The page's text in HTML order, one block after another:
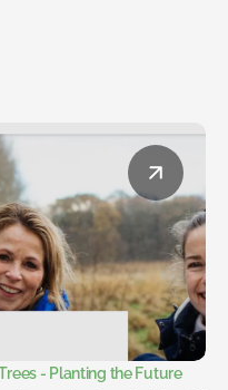
- Planting the Future